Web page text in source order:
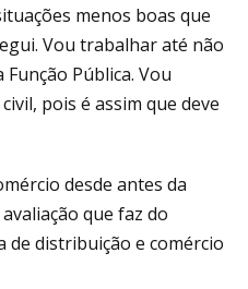
menos boas que
Vou trabalhar até não
Pública. Vou
pois é assim que deve
desde antes da
que faz do
de distribuição e comércio